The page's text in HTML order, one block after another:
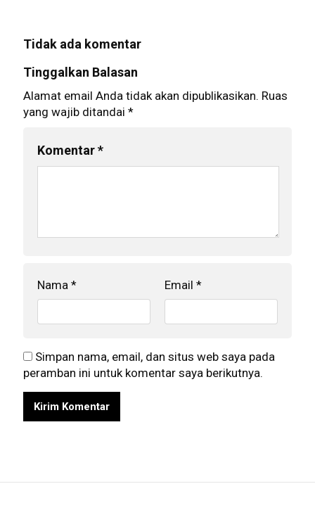
Tidak ada komentar
Tinggalkan Balasan
Alamat email Anda tidak akan dipublikasikan. Ruas
yang wajib ditandai *
Komentar*
Nama * Email *
Simpan nama, email, dan situs web saya pada
peramban ini untuk komentar saya berikutnya.